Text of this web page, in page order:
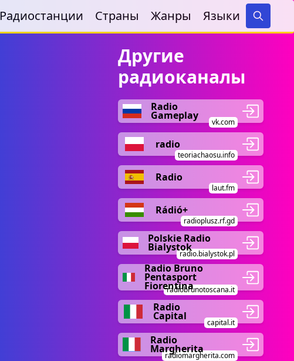
Радиостанции Страны Жанры Языки
Search
Другие
радиоканалы
Radio
Gameplay
vk.com
radio
teoriachaosu.info
Radio
laut.fm
Rádió+
radioplusz.rf.gd
Polskie Radio
Bialystok
radio.bialystok.pl
Radio Bruno
Pentasport
Fiorentina
radiobrunotoscana.it
Radio
Capital
capital.it
Radio
Margherita
radiomargherita.com